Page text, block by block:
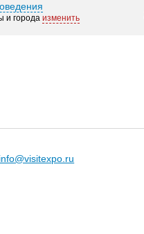
и города изменить
info@visitexpo.ru